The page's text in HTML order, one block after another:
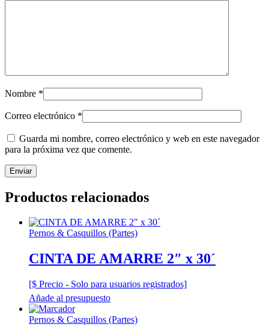
Nombre *
Correo electrónico *
Guarda mi nombre, correo electrónico y web en este navegador
para la próxima vez que comente.
Productos relacionados
Pernos & Casquillos (Partes)
CINTA DE AMARRE 2″ x 30´
[$ Precio - Solo para usuarios registrados]
Añade al presupuesto
Pernos & Casquillos (Partes)